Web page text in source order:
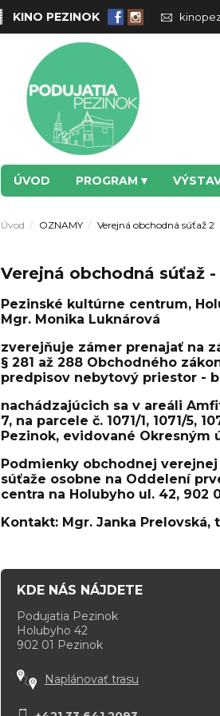
KINO PEZINOK
ÚVOD PROGRAM
Úvod OZNAMY Verejná obchodná súťaž 2
Verejná obchodná súťaž
Pezinské kultúrne centrum,
Mgr. Monika Luknárová
zverejňuje zámer prenajať na
§ 281 až 288 Obchodného
predpisov nebytový priestor -
nachádzajúcich sa v areáli
7, na parcele č. 1071/1, 1071/5,
Pezinok, evidované Okresným
Podmienky obchodnej
súťaže osobne na Oddelení
centra na Holubyho ul. 42, 902
Kontakt: Mgr. Janka Prelovská,
KDE NÁS NÁJDETE
Podujatia Pezinok
Holubyho 42
902 01 Pezinok
Naplánovať trasu